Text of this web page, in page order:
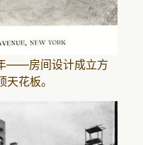
——房间设计成立方
花板。